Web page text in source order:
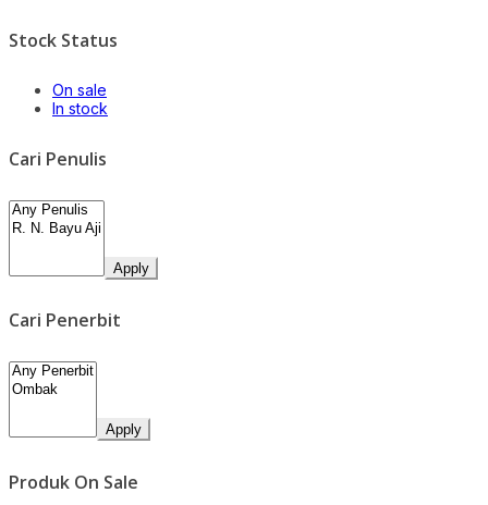
Stock Status
On sale
In stock
Cari Penulis
Apply
Cari Penerbit
Apply
Produk On Sale